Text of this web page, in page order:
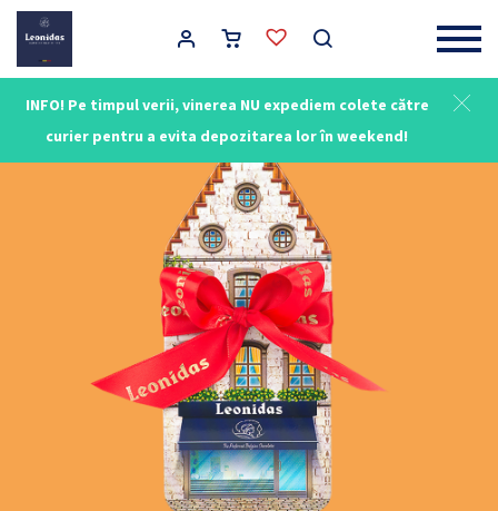
INFO! Pe timpul verii, vinerea NU expediem colete către
curier pentru a evita depozitarea lor în weekend!
Main Navigation